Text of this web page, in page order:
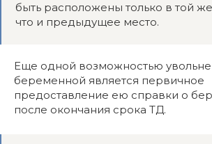
быть расположены только в той
что и предыдущее место.
Еще одной возможностью
беременной является первичное
предоставление ею справки о
после окончания срока ТД.